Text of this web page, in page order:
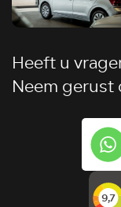
Heeft u
Neem